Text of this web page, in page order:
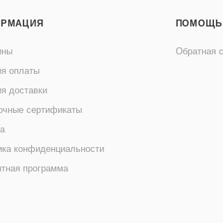
оплаты
доставки
сертификаты
конфиденциальности
программа
ПОМОЩЬ
Обратная